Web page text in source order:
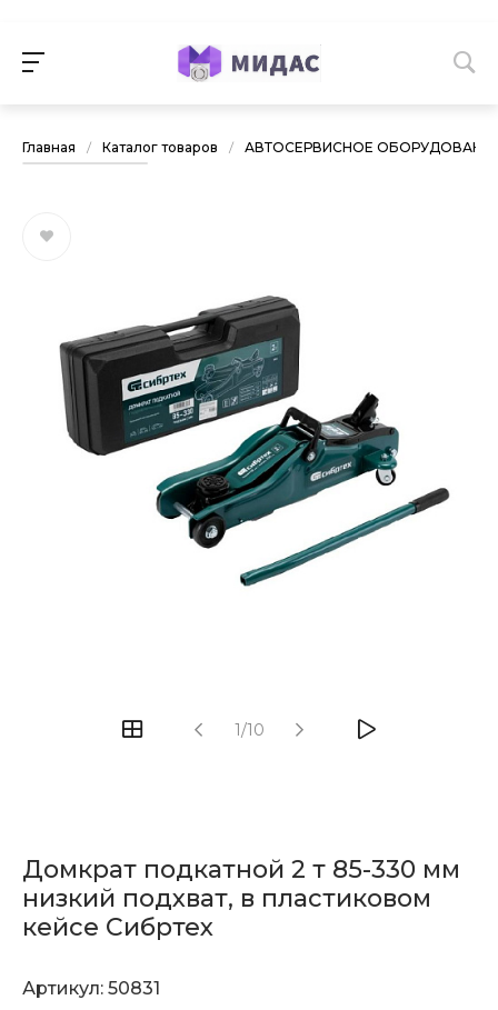
Главная / Каталог товаров / АВТОСЕРВИСНОЕ
1/10
Домкрат подкатной 2 т 85-330 мм
низкий подхват, в пластиковом
кейсе Сибртех
Артикул: 50831